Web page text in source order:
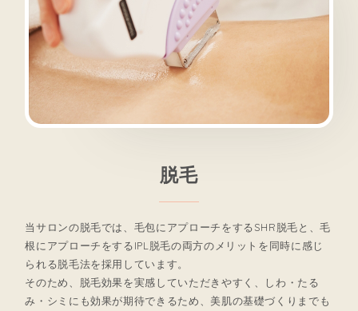
脱毛
当サロンの脱毛では、毛包にアプローチをするSHR脱毛と、毛
根にアプローチをするIPL脱毛の両方のメリットを同時に感じ
られる脱毛法を採用しています。
そのため、脱毛効果を実感していただきやすく、しわ・たる
み・シミにも効果が期待できるため、美肌の基礎づくりまでも